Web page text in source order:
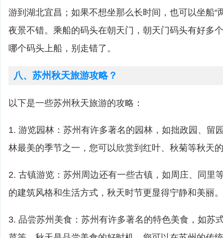
游到湖北宜昌；如果不想坐那么长时间，也可以坐船“
夜景不错。乘船的码头在朝天门，朝天门码头有好多
哪个码头上船，别走错了。
八、苏州秋天旅游攻略？
以下是一些苏州秋天旅游的攻略：
1. 游览园林：苏州有许多著名的园林，如拙政园、留
林最美的季节之一，您可以欣赏到红叶、秋菊等秋天
2. 古镇游览：苏州周边还有一些古镇，如周庄、同里
的建筑风格和生活方式，秋天时节更显得宁静和美丽。
3. 品尝苏州美食：苏州有许多著名的特色美食，如苏